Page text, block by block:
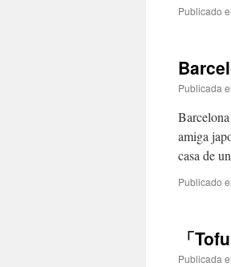
Publicado
Publicada el
amiga
casa de
Publicado
「
Publicada el